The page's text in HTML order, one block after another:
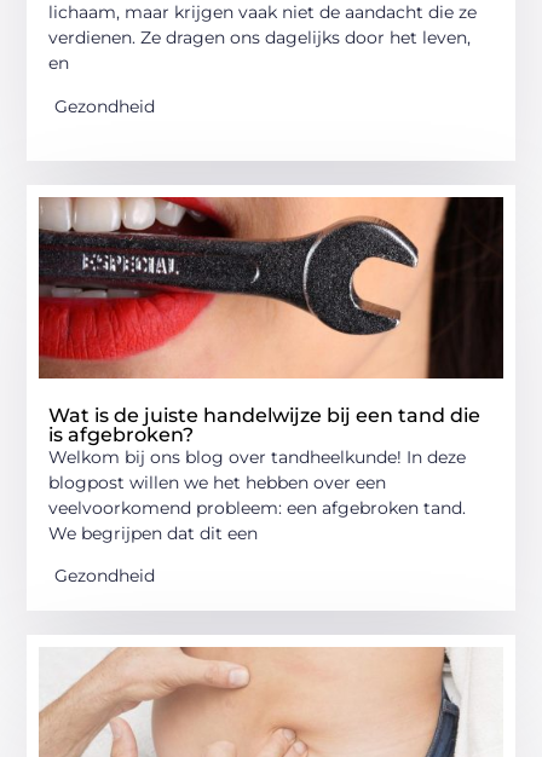
lichaam, maar krijgen vaak niet de aandacht die ze
verdienen. Ze dragen ons dagelijks door het leven,
en
Gezondheid
Wat is de juiste handelwijze bij een tand die
is afgebroken?
Welkom bij ons blog over tandheelkunde! In deze
blogpost willen we het hebben over een
veelvoorkomend probleem: een afgebroken tand.
We begrijpen dat dit een
Gezondheid